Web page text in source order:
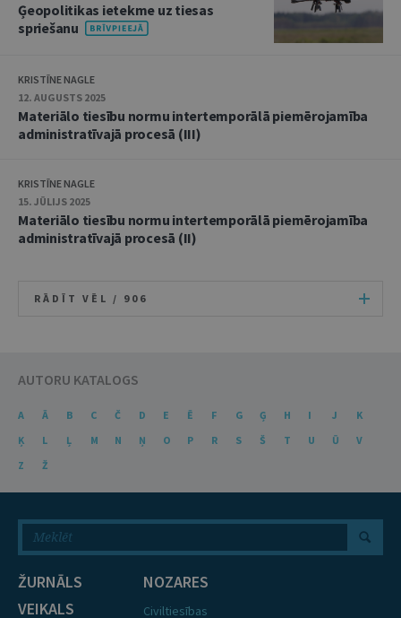
Ģeopolitikas ietekme uz tiesas
spriešanu
KRISTĪNE NAGLE
12. AUGUSTS 2025
Materiālo tiesību normu intertemporālā piemērojamība
administratīvajā procesā (III)
KRISTĪNE NAGLE
15. JŪLIJS 2025
Materiālo tiesību normu intertemporālā piemērojamība
administratīvajā procesā (II)
RĀDĪT VĒL / 906
AUTORU KATALOGS
A Ā B C Č D E Ē F G Ģ H I J
K
Ķ
L Ļ M N Ņ O P R S Š T U Ū
V
Z
Ž
ŽURNĀLS
VEIKALS
NOZARES
Civiltiesības